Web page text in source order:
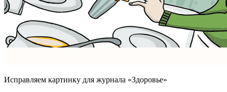
Исправляем картинку для журнала «Здоровье»